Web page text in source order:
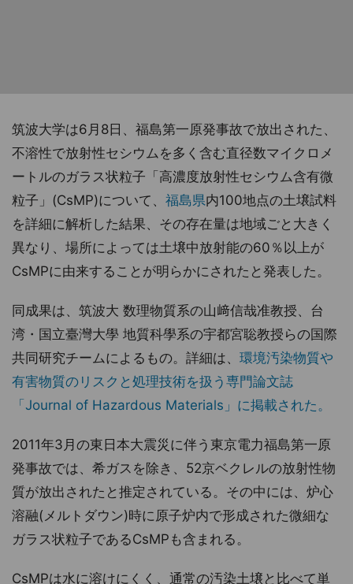
筑波大学は6月8日、福島第一原発事故で放出された、
不溶性で放射性セシウムを多く含む直径数マイクロメ
ートルのガラス状粒子「高濃度放射性セシウム含有微
粒子」(CsMP)について、 福島県内100地点の土壌試料
を詳細に解析した結果、その存在量は地域ごと大きく
異なり、場所によっては土壌中放射能の60％以上が
CsMPに由来することが明らかにされたと発表した。
同成果は、筑波大 数理物質系の山﨑信哉准教授、台
湾・国立臺灣大學 地質科學系の宇都宮聡教授らの国際
共同研究チームによるもの。詳細は、 環境汚染物質や
有害物質のリスクと処理技術を扱う専門論文誌
「Journal of Hazardous Materials」に掲載された。
2011年3月の東日本大震災に伴う東京電力福島第一原
発事故では、希ガスを除き、52京ベクレルの放射性物
質が放出されたと推定されている。その中には、炉心
溶融(メルトダウン)時に原子炉内で形成された微細な
ガラス状粒子であるCsMPも含まれる。
CsMPは水に溶けにくく、通常の汚染土壌と比べて単